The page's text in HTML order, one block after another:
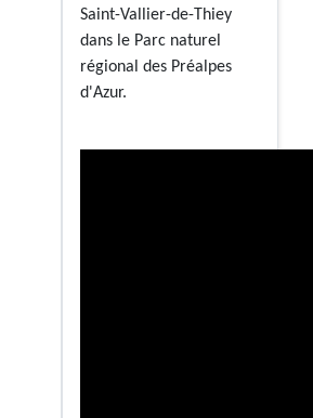
Saint-Vallier-de-Thiey
dans le Parc naturel
régional des Préalpes
d'Azur.